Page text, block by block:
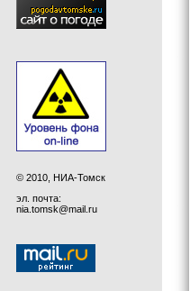
© 2010, НИА-Томск
эл. почта:
nia.tomsk@mail.ru